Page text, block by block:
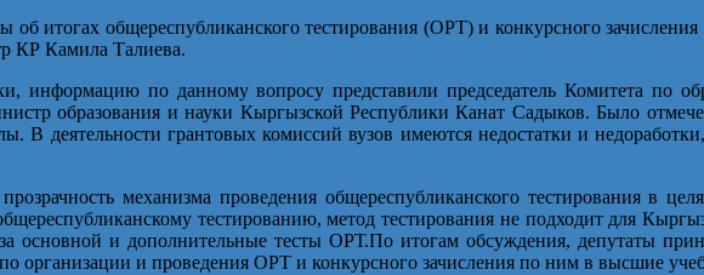
итогах общереспубликанского тестирования (ОРТ) и конкурсного
КР Камила Талиева.
информацию по данному вопросу представили председатель Комитета по
образования и науки Кыргызской Республики Канат Садыков. Было
В деятельности грантовых комиссий вузов имеются недостатки и
механизма проведения общереспубликанского тестирования в
тестированию, метод тестирования не подходит для
основной и дополнительные тесты ОРТ.По итогам обсуждения, депутаты
организации и проведения ОРТ и конкурсного зачисления по ним в высшие